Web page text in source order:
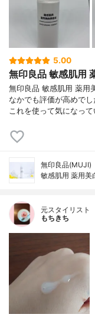
5.00
無印良品 敏感肌用
無印良品 敏感肌用 薬用
なかでも評価が高めで
これを使って気になっ
無印良品(MUJI)
敏感肌用 薬用美
元スタイリスト
もちきち